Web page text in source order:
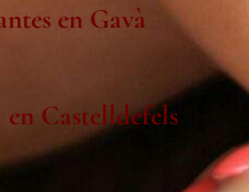
en Gavà
Castelldefels